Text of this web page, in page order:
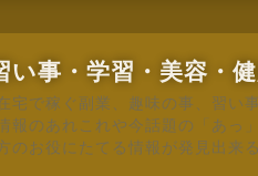
事・学習・美容・
で稼ぐ副業、趣味の事、習い
のあれこれや今話題の「あっ
お役にたてる情報が発見出来